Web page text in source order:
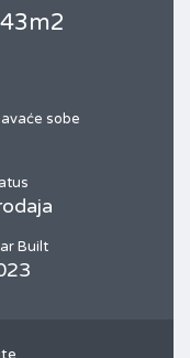
sobe
Built